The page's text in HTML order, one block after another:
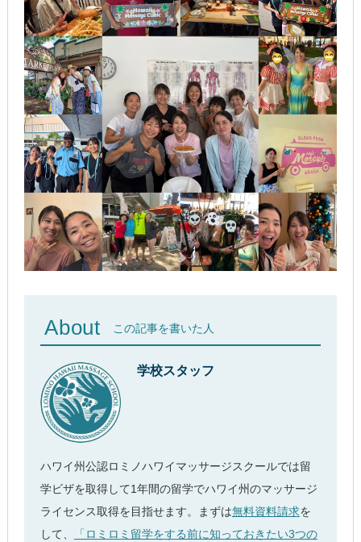
About この記事を書いた人
学校スタッフ
ハワイ州公認ロミノハワイマッサージスクールでは留
学ビザを取得して1年間の留学でハワイ州のマッサージ
ライセンス取得を目指せます。まずは無料資料請求を
して、
「ロミロミ留学をする前に知っておきたい3つの